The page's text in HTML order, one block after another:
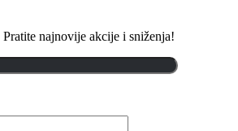
najnovije akcije i sniženja!